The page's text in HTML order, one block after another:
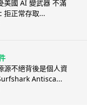
美國 AI 變武器 不滿
正常存取...
源不絕背後是個人資
Antisca...